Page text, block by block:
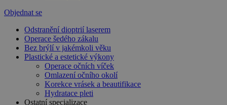
Objednat se
Odstranění dioptrií laserem
Operace šedého zákalu
Bez brýlí v jakémkoli věku
Plastické a estetické výkony
Operace očních víček
Omlazení očního okolí
Korekce vrásek a beautifikace
Hydratace pleti
Ostatní specializace